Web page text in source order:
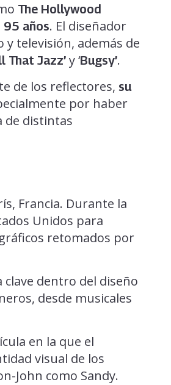
The Hollywood
95 años. El diseñador
televisión, además de
That Jazz’ y ‘Bugsy’.
de los reflectores, su
por haber
de distintas
Francia. Durante la
Unidos para
retomados por
clave dentro del diseño
desde musicales
en la que el
visual de los
John como Sandy.